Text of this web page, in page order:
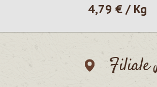
Regulärer Preis:
4,79 € / Kg
Filiale